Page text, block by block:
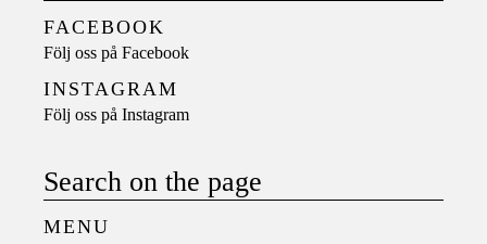
FACEBOOK
Följ oss på Facebook
INSTAGRAM
Följ oss på Instagram
Search on the page
MENU